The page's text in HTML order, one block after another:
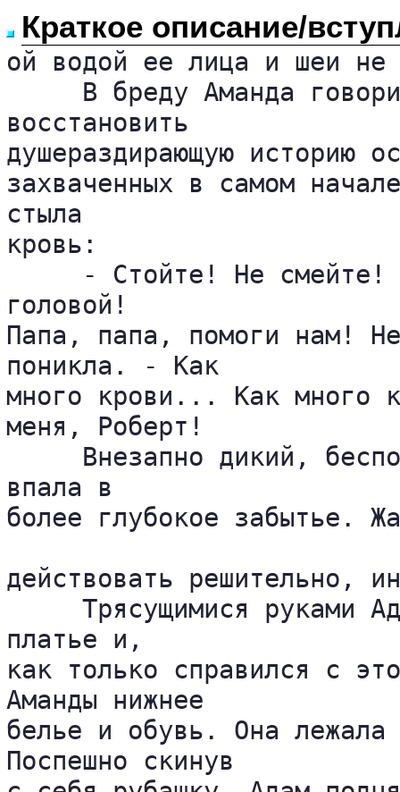
Краткое описание/
ой водой ее лица и шеи не
В бреду Аманда
восстановить
душераздирающую историю
захваченных в самом
стыла
кровь:
- Стойте! Не
головой!
Папа, папа, помоги нам!
поникла. - Как
много крови... Как много
меня, Роберт!
Внезапно дикий,
впала в
более глубокое забытье.
действовать решительно,
Трясущимися руками
платье и,
как только справился с
Аманды нижнее
белье и обувь. Она лежала
Поспешно скинув